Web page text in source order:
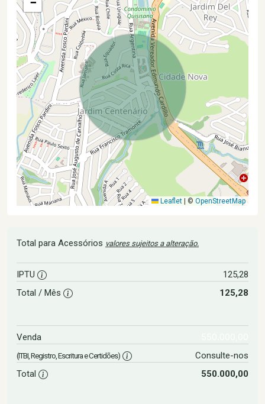
Leaflet © OpenStreetMap
Total para Acessórios valores sujeitos a alteração.
IPTU
125,28
Total / Mês
125,28
Venda
(ITBI, Registro, Escritura e Certidões)
Consulte-nos
Total
550.000,00